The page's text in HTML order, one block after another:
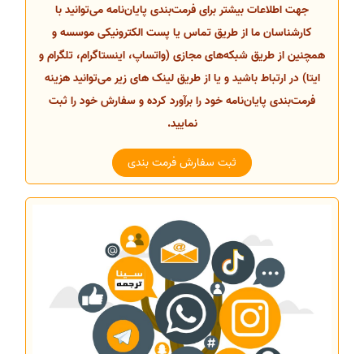
جهت اطلاعات بیشتر برای فرمت‌بندی پایان‌نامه می‌توانید با
کارشناسان ما از طریق تماس یا پست الکترونیکی موسسه و
همچنین از طریق شبکه‌های مجازی (واتساپ، اینستاگرام، تلگرام و
ایتا) در ارتباط باشید و یا از طریق لینک های زیر می‌توانید هزینه
فرمت‌بندی پایان‌نامه خود را برآورد کرده و سفارش خود را ثبت
نمایید.
ثبت سفارش فرمت بندی